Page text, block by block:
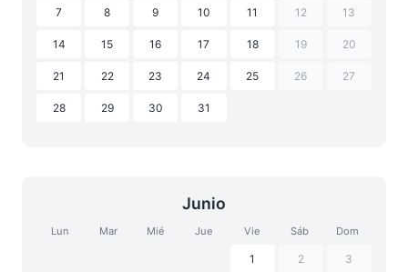
7 8 9 10 11 12 13
14 15 16 17 18 19 20
21 22 23 24 25 26 27
28 29 30 31
Junio
Lun Mar Mié Jue Vie Sáb Dom
1 2 3